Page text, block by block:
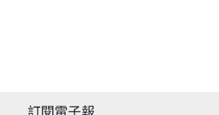
訂閱電子報